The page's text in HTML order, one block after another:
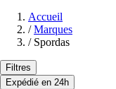
Accueil
/ Marques
/ Spordas
Filtres
Expédié en 24h